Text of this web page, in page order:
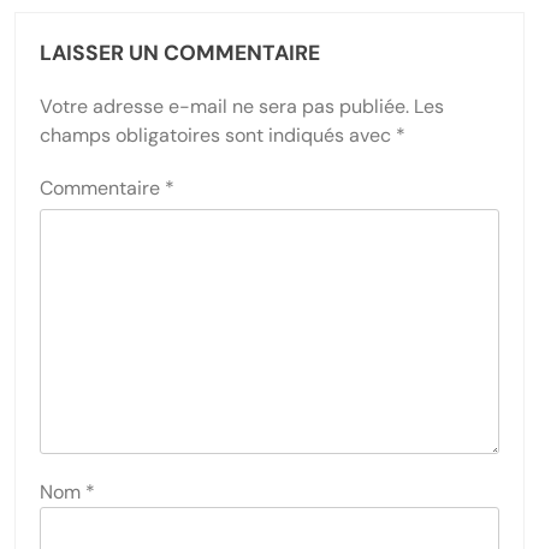
LAISSER UN COMMENTAIRE
Votre adresse e-mail ne sera pas publiée. Les
champs obligatoires sont indiqués avec *
Commentaire *
Nom *